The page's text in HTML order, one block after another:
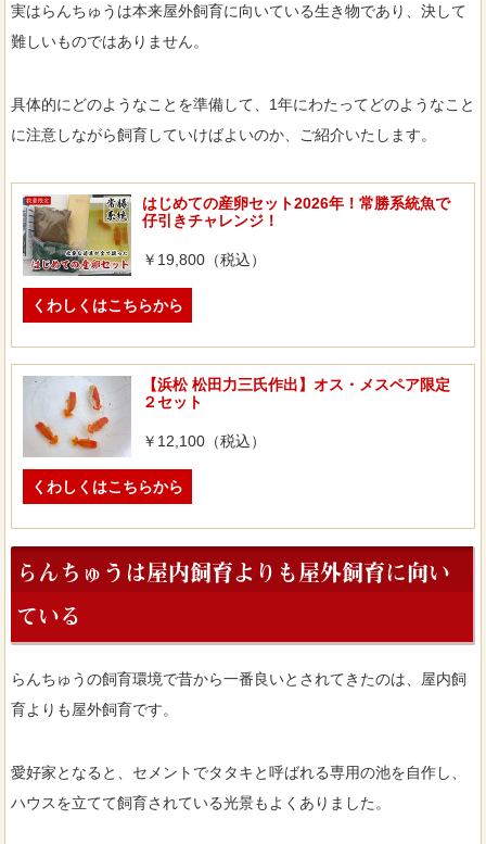
実はらんちゅうは本来屋外飼育に向いている生き物であり、決して
難しいものではありません。
具体的にどのようなことを準備して、1年にわたってどのようなこと
に注意しながら飼育していけばよいのか、ご紹介いたします。
はじめての産卵セット2026年！常勝系統魚で
仔引きチャレンジ！
￥19,800（税込）
くわしくはこちらから
【浜松 松田力三氏作出】オス・メスペア限定
２セット
￥12,100（税込）
くわしくはこちらから
らんちゅうは屋内飼育よりも屋外飼育に向い
ている
らんちゅうの飼育環境で昔から一番良いとされてきたのは、屋内飼
育よりも屋外飼育です。
愛好家となると、セメントでタタキと呼ばれる専用の池を自作し、
ハウスを立てて飼育されている光景もよくありました。